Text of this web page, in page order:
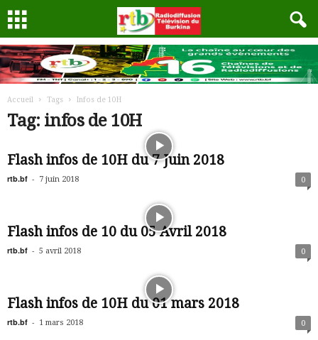
Accueil Tags Infos de 10H
Tag: infos de 10H
Flash infos de 10H du 7 Juin 2018
rtb.bf - 7 juin 2018 0
Flash infos de 10 du 05 Avril 2018
rtb.bf - 5 avril 2018 0
Flash infos de 10H du 01 mars 2018
rtb.bf - 1 mars 2018 0